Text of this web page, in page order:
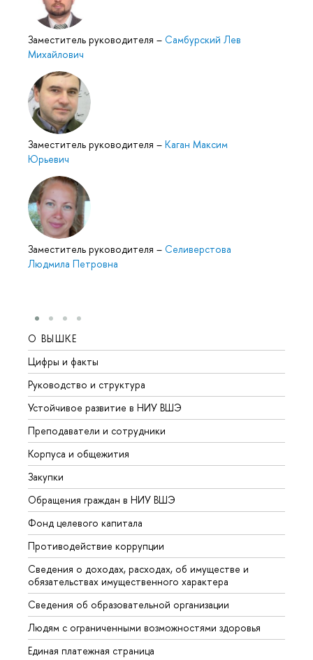
Заместитель руководителя – Самбурский Лев
Михайлович
Заместитель руководителя – Каган Максим
Юрьевич
Заместитель руководителя – Селиверстова
Людмила Петровна
О ВЫШКЕ
Цифры и факты
Руководство и структура
Устойчивое развитие в НИУ ВШЭ
Преподаватели и сотрудники
Корпуса и общежития
Закупки
Обращения граждан в НИУ ВШЭ
Фонд целевого капитала
Противодействие коррупции
Сведения о доходах, расходах, об имуществе и
обязательствах имущественного характера
Сведения об образовательной организации
Людям с ограниченными возможностями здоровья
Единая платежная страница